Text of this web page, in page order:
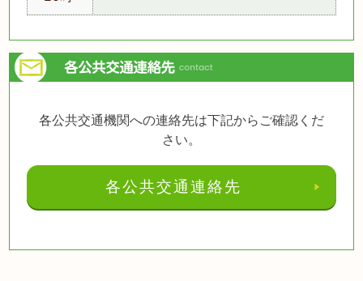
各公共交通機関への連絡先は下記からご確認くだ
さい。
各公共交通連絡先